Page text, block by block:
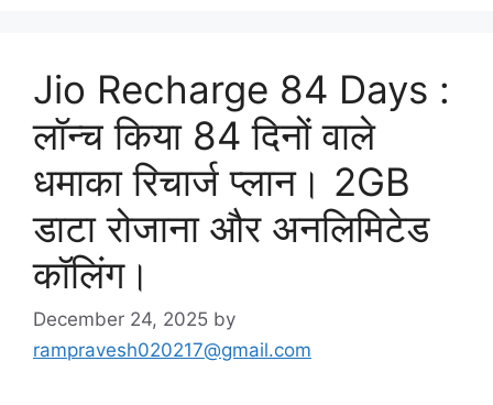
Jio Recharge 84 Days :
लॉन्च किया 84 दिनों वाले
धमाका रिचार्ज प्लान। 2GB
डाटा रोजाना और अनलिमिटेड
कॉलिंग।
December 24, 2025 by
rampravesh020217@gmail.com